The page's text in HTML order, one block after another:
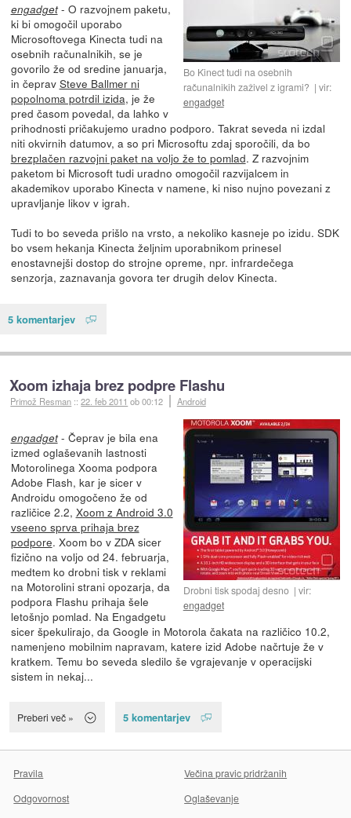
Bo Kinect tudi na osebnih
računalnikih zaživel z igrami?
vir:
engadget
engadget- O razvojnem paketu,
ki bi omogočil uporabo
Microsoftovega Kinecta tudi na
osebnih računalnikih, se je
govorilo že od sredine januarja,
in čeprav Steve Ballmer ni
popolnoma potrdil izida, je že
pred časom povedal, da lahko v
prihodnosti pričakujemo uradno podporo. Takrat seveda ni izdal
niti okvirnih datumov, a so pri Microsoftu zdaj sporočili, da bo
brezplačen razvojni paket na voljo že to pomlad. Z razvojnim
paketom bi Microsoft tudi uradno omogočil razvijalcem in
akademikov uporabo Kinecta v namene, ki niso nujno povezani z
upravljanje likov v igrah.
Tudi to bo seveda prišlo na vrsto, a nekoliko kasneje po izidu. SDK
bo vsem hekanja Kinecta željnim uporabnikom prinesel
enostavnejši dostop do strojne opreme, npr. infrardečega
senzorja, zaznavanja govora ter drugih delov Kinecta.
5 komentarjev
Xoom izhaja brez podpre Flashu
Primož Resman ::22. feb 2011 ob 00:12 Android
Drobni tisk spodaj desno
vir:
engadget
engadget- Čeprav je bila ena
izmed oglaševanih lastnosti
Motorolinega Xooma podpora
Adobe Flash, kar je sicer v
Androidu omogočeno že od
različice 2.2, Xoom z Android 3.0
vseeno sprva prihaja brez
podpore. Xoom bo v ZDA sicer
fizično na voljo od 24. februarja,
medtem ko drobni tisk v reklami
na Motorolini strani opozarja, da
podpora Flashu prihaja šele
letošnjo pomlad. Na Engadgetu
sicer špekulirajo, da Google in Motorola čakata na različico 10.2,
namenjeno mobilnim napravam, katere izid Adobe načrtuje že v
kratkem. Temu bo seveda sledilo še vgrajevanje v operacijski
sistem in nekaj...
Preberi več » 5 komentarjev
Pravila
Večina pravic pridržanih
Odgovornost
Oglaševanje